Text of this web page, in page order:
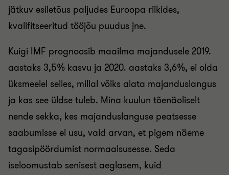
jätkuv esiletõus paljudes Euroopa riikides,
kvalifitseeritud tööjõu puudus jne.
Kuigi IMF prognoosib maailma majandusele 2019.
aastaks 3,5% kasvu ja 2020. aastaks 3,6%, ei olda
üksmeelel selles, millal võiks alata majanduslangus
ja kas see üldse tuleb. Mina kuulun tõenäoliselt
nende sekka, kes majanduslanguse peatsesse
saabumisse ei usu, vaid arvan, et pigem näeme
tagasipöördumist normaalsusesse. Seda
iseloomustab senisest aeglasem, kuid